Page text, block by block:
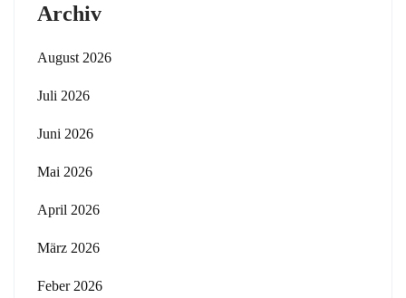
Archiv
August 2026
Juli 2026
Juni 2026
Mai 2026
April 2026
März 2026
Feber 2026